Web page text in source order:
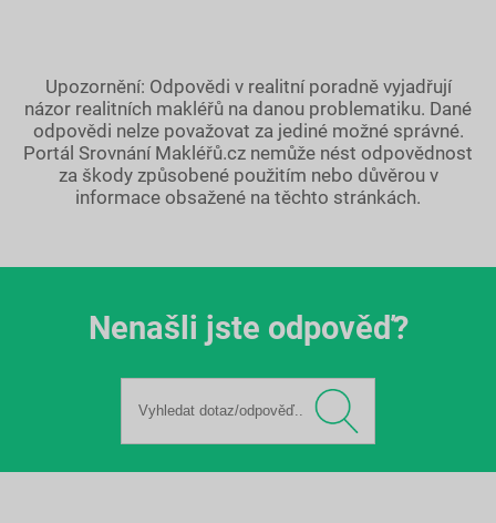
Upozornění: Odpovědi v realitní poradně vyjadřují
názor realitních makléřů na danou problematiku. Dané
odpovědi nelze považovat za jediné možné správné.
Portál Srovnání Makléřů.cz nemůže nést odpovědnost
za škody způsobené použitím nebo důvěrou v
informace obsažené na těchto stránkách.
Nenašli jste odpověď?